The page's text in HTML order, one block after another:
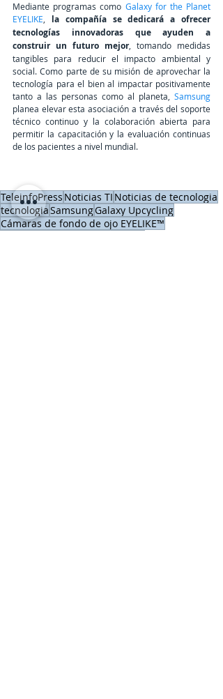
Mediante programas como Galaxy for the Planet
EYELIKE
la compañía se dedicará a ofrecer
tecnologías innovadoras que ayuden a
construir un futuro mejor, tomando medidas
tangibles para reducir el impacto ambiental y
social. Como parte de su misión de aprovechar la
tecnología para el bien al impactar positivamente
tanto a las personas como al planeta, Samsung
planea elevar esta asociación a través del soporte
técnico continuo y la colaboración abierta para
permitir la capacitación y la evaluación continuas
de los pacientes a nivel mundial.
TeleinfoPress Noticias TI Noticias de tecnologia
tecnologiaSamsungGalaxy Upcycling
Cámaras de fondo de ojo EYELIKE™